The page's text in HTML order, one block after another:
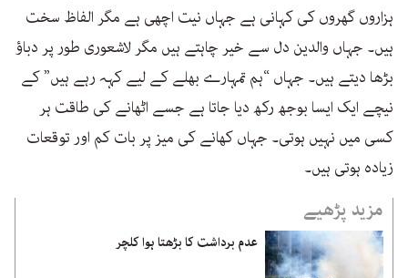
ہزاروں گھروں کی کہانی ہے جہاں نیت اچھی ہے مگر الفاظ سخت
ہیں۔ جہاں والدین دل سے خیر چاہتے ہیں مگر لاشعوری طور پر دباؤ
بڑھا دیتے ہیں۔ جہاں “ہم تمہارے بھلے کے لیے کہہ رہے ہیں” کے
نیچے ایک ایسا بوجھ رکھ دیا جاتا ہے جسے اٹھانے کی طاقت ہر
کسی میں نہیں ہوتی۔ جہاں کھانے کی میز پر بات کم اور توقعات
زیادہ ہوتی ہیں۔
مزید پڑھیے
عدم برداشت کا بڑھتا ہوا کلچر